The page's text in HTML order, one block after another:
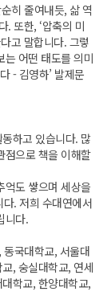
히 줄여내듯, 삶 역
. 또한, ‘압축의 미
고 말합니다. 그렇
는 어떤 태도를 의미
- 김영하’ 발제문
하고 있습니다. 많
점으로 책을 이해할
억도 쌓으며 세상을
. 저희 수대연에서
니다.
국대학교, 서울대
, 숭실대학교, 연세
학교, 한양대학교,